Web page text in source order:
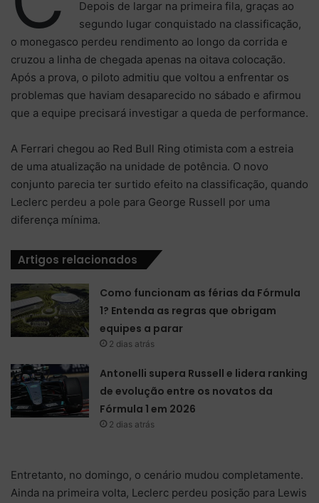
Depois de largar na primeira fila, graças ao
segundo lugar conquistado na classificação,
o monegasco perdeu rendimento ao longo da corrida e
cruzou a linha de chegada apenas na oitava colocação.
Após a prova, o piloto admitiu que voltou a enfrentar os
problemas que haviam desaparecido no sábado e afirmou
que a equipe precisará investigar a queda de performance.
A Ferrari chegou ao Red Bull Ring otimista com a estreia
de uma atualização na unidade de potência. O novo
conjunto parecia ter surtido efeito na classificação, quando
Leclerc perdeu a pole para George Russell por uma
diferença mínima.
Artigos relacionados
Como funcionam as férias da Fórmula
1? Entenda as regras que obrigam
equipes a parar
2 dias atrás
Antonelli supera Russell e lidera ranking
de evolução entre os novatos da
Fórmula 1 em 2026
2 dias atrás
Entretanto, no domingo, o cenário mudou completamente.
Ainda na primeira volta, Leclerc perdeu posição para Lewis